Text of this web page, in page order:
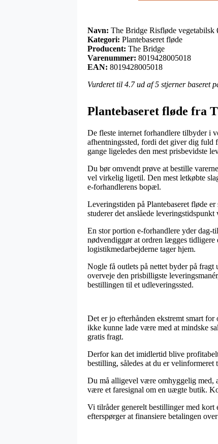
Navn: The Bridge Risfløde vegetabilsk
Kategori: Plantebaseret fløde
Producent: The Bridge
Varenummer: 8019428005018
EAN: 8019428005018
Vurderet til 4.7ud af 5 stjerner baseret
Plantebaseret fløde fra
De fleste internet forhandlere tilbyder i
afhentningssted, fordi det giver dig fuld
gange ligeledes den mest prisbevidste
Du bør omvendt prøve at bestille
vel virkelig ligetil. Den mest letkøbte
e-forhandlerens bopæl.
Leveringstiden på Plantebaseret fløde
studerer det anslåede
En stor portion e-forhandlere yder dag-
nødvendiggør at ordren lægges tidligere
logistikmedarbejderne tager hjem.
Nogle få outlets på nettet byder på
overveje den prisbilligste
bestillingen til et udleveringssted.
Det er jo efterhånden ekstremt smart
ikke kunne lade være med at mindske
gratis fragt.
Derfor kan det imidlertid blive
bestilling, således at du er
Du må alligevel være omhyggelig med,
være et faresignal om en uægte butik.
Vi tilråder generelt bestillinger med
efterspørger at finansiere betalingen